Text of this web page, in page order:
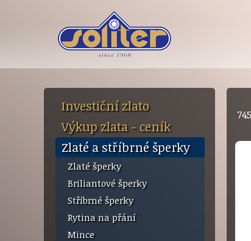
Investiční zlato
Výkup zlata - ceník
Zlaté a stříbrné šperky
Zlaté šperky
Briliantové šperky
Stříbrné šperky
Rytina na přání
Mince